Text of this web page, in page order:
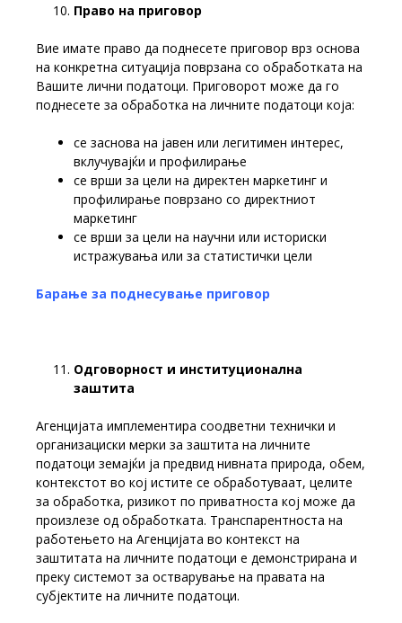
Право на приговор
Вие имате право да поднесете приговор врз основа
на конкретна ситуација поврзана со обработката на
Вашите лични податоци. Приговорот може да го
поднесете за обработка на личните податоци која:
се заснова на јавен или легитимен интерес,
вклучувајќи и профилирање
се врши за цели на директен маркетинг и
профилирање поврзано со директниот
маркетинг
се врши за цели на научни или историски
истражувања или за статистички цели
Барање за поднесување приговор
Одговорност и институционална
заштита
Агенцијата имплементира соодветни технички и
организациски мерки за заштита на личните
податоци земајќи ја предвид нивната природа, обем,
контекстот во кој истите се обработуваат, целите
за обработка, ризикот по приватноста кој може да
произлезе од обработката. Транспарентноста на
работењето на Агенцијата во контекст на
заштитата на личните податоци е демонстрирана и
преку системот за остварување на правата на
субјектите на личните податоци.